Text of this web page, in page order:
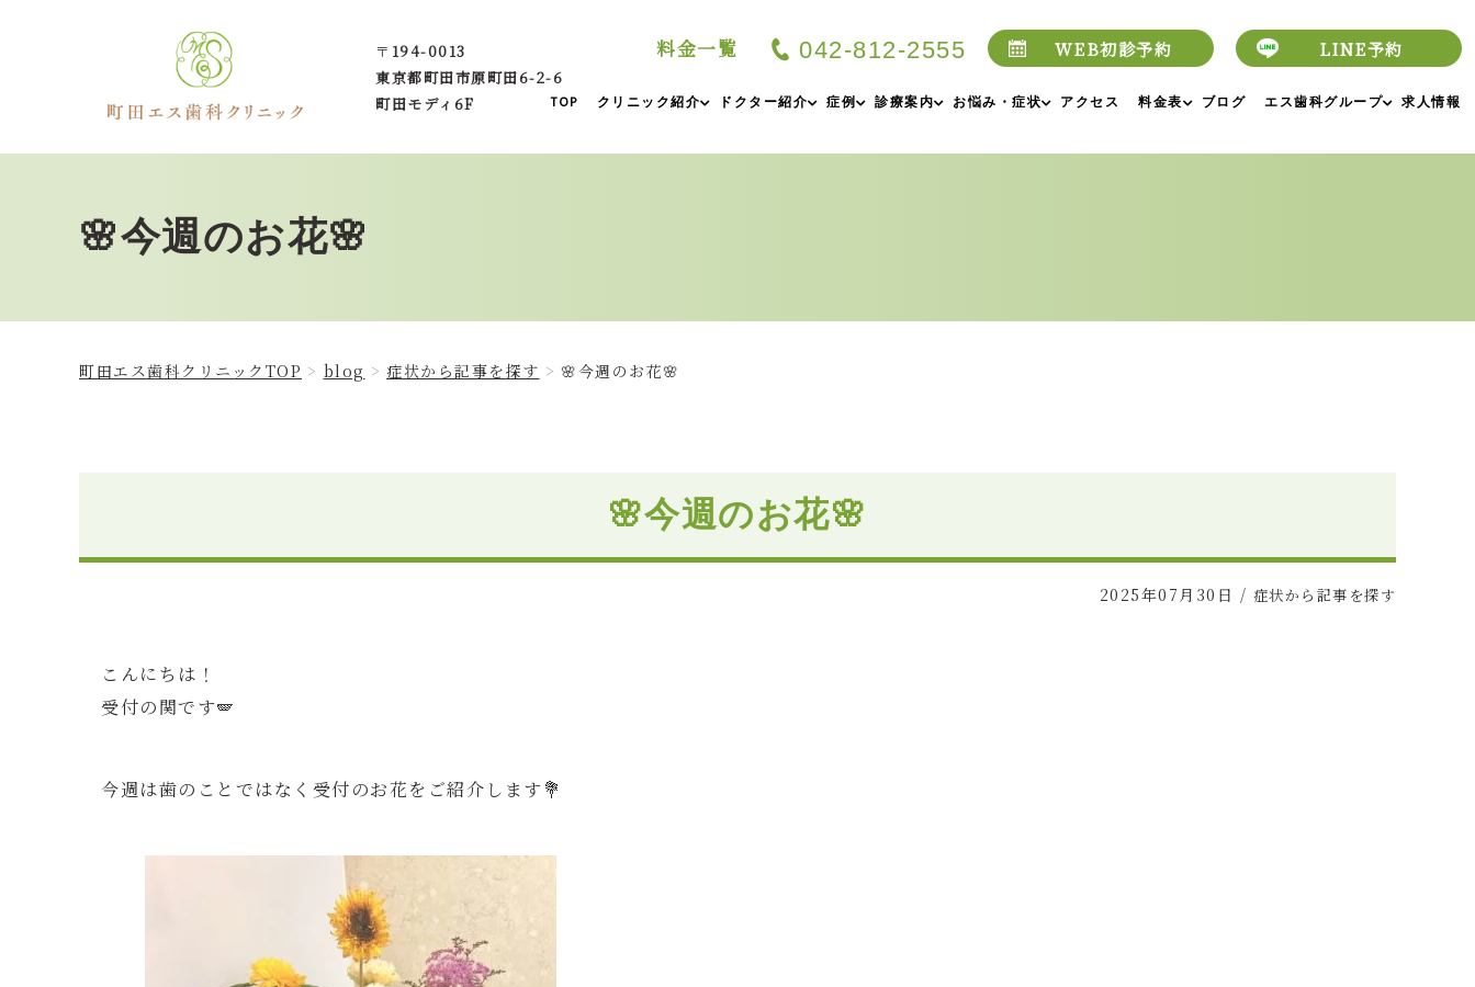
〒 194-0013
東京都町田市原町田6-2-6
町田モディ6F
料金一覧 042-812-2555 WEB初診予約 LINE予約
TOP クリニック紹介 ドクター紹介 症例 診療案内 お悩み・症状 アクセス 料金表 ブログ エス歯科グループ 求人情報
🌸今週のお花🌸
町田エス歯科クリニックTOP blog 症状から記事を探す 🌸今週のお花🌸
🌸今週のお花🌸
2025年07月30日 / 症状から記事を探す
こんにちは！
受付の関です🪽
今週は歯のことではなく受付のお花をご紹介します💐